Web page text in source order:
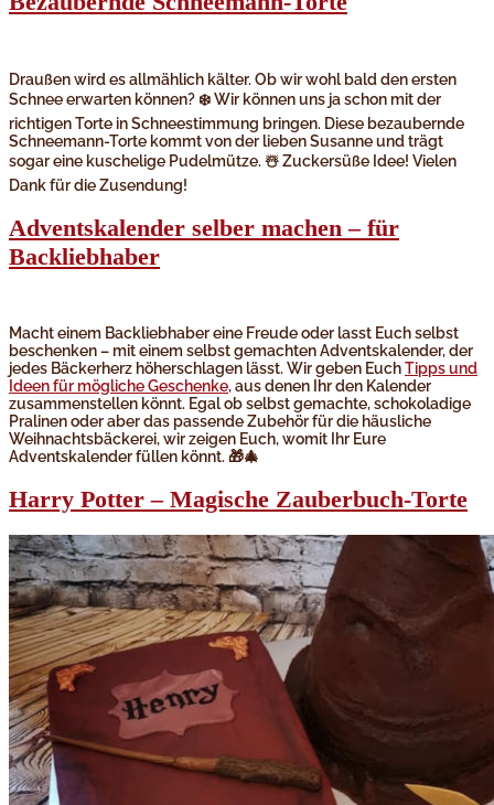
Draußen wird es allmählich kälter. Ob wir wohl bald den ersten
Schnee erwarten können? ❄️ Wir können uns ja schon mit der
richtigen Torte in Schneestimmung bringen. Diese bezaubernde
Schneemann-Torte kommt von der lieben Susanne und trägt
sogar eine kuschelige Pudelmütze. ☃️ Zuckersüße Idee! Vielen
Dank für die Zusendung!
Adventskalender selber machen – für
Backliebhaber
Macht einem Backliebhaber eine Freude oder lasst Euch selbst
beschenken – mit einem selbst gemachten Adventskalender, der
jedes Bäckerherz höherschlagen lässt. Wir geben EuchTipps und
Ideen für mögliche Geschenke, aus denen Ihr den Kalender
zusammenstellen könnt. Egal ob selbst gemachte, schokoladige
Pralinen oder aber das passende Zubehör für die häusliche
Weihnachtsbäckerei, wir zeigen Euch, womit Ihr Eure
Adventskalender füllen könnt. 🎁🎄
Harry Potter – Magische Zauberbuch-Torte